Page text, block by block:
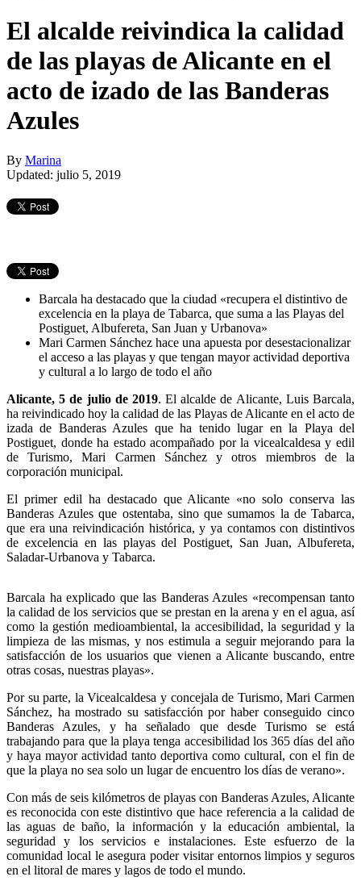
El alcalde reivindica la calidad
de las playas de Alicante en el
acto de izado de las Banderas
Azules
By Marina
Updated: julio 5, 2019
Barcala ha destacado que la ciudad «recupera el distintivo de
excelencia en la playa de Tabarca, que suma a las Playas del
Postiguet, Albufereta, San Juan y Urbanova»
Mari Carmen Sánchez hace una apuesta por desestacionalizar
el acceso a las playas y que tengan mayor actividad deportiva
y cultural a lo largo de todo el año
Alicante, 5 de julio de 2019. El alcalde de Alicante, Luis Barcala,
ha reivindicado hoy la calidad de las Playas de Alicante en el acto de
izada de Banderas Azules que ha tenido lugar en la Playa del
Postiguet, donde ha estado acompañado por la vicealcaldesa y edil
de Turismo, Mari Carmen Sánchez y otros miembros de la
corporación municipal.
El primer edil ha destacado que Alicante «no solo conserva las
Banderas Azules que ostentaba, sino que sumamos la de Tabarca,
que era una reivindicación histórica, y ya contamos con distintivos
de excelencia en las playas del Postiguet, San Juan, Albufereta,
Saladar-Urbanova y Tabarca.
Barcala ha explicado que las Banderas Azules «recompensan tanto
la calidad de los servicios que se prestan en la arena y en el agua, así
como la gestión medioambiental, la accesibilidad, la seguridad y la
limpieza de las mismas, y nos estimula a seguir mejorando para la
satisfacción de los usuarios que vienen a Alicante buscando, entre
otras cosas, nuestras playas».
Por su parte, la Vicealcaldesa y concejala de Turismo, Mari Carmen
Sánchez, ha mostrado su satisfacción por haber conseguido cinco
Banderas Azules, y ha señalado que desde Turismo se está
trabajando para que la playa tenga accesibilidad los 365 días del año
y haya mayor actividad tanto deportiva como cultural, con el fin de
que la playa no sea solo un lugar de encuentro los días de verano».
Con más de seis kilómetros de playas con Banderas Azules, Alicante
es reconocida con este distintivo que hace referencia a la calidad de
las aguas de baño, la información y la educación ambiental, la
seguridad y los servicios e instalaciones. Este esfuerzo de la
comunidad local le asegura poder visitar entornos limpios y seguros
en el litoral de mares y lagos de todo el mundo.